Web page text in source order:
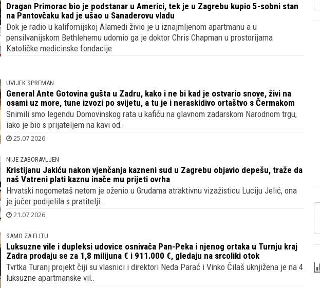
Dragan Primorac bio je podstanar u Americi, tek je u Zagrebu kupio 5-sobni stan
na Pantovčaku kad je ušao u Sanaderovu vladu
Dok je radio u kalifornijskoj Alamedi živio je u iznajmljenom apartmanu a u
pensilvanijskom Bethlehemu udomio ga je doktor Chris Chapman u prostorijama
Katoličke medicinske fondacije
UVIJEK SPREMAN
General Ante Gotovina gušta u Zadru, kako i ne bi kad je ostvario snove, živi na
osami uz more, tune izvozi po svijetu, a tu je i neraskidivo ortaštvo s Čermakom
Snimili smo legendu Domovinskog rata u kafiću na glavnom zadarskom Narodnom trgu,
iako je bio s prijateljem na kavi od..
25.07.2026
NIJE ZABORAVLJEN
Kristijanu Jakiću nakon vjenčanja kazneni sud u Zagrebu objavio depešu, traže da
naš Vatreni plati kaznu inače mu prijeti ovrha
Hrvatski nogometaš netom je oženio u Grudama atraktivnu vizažisticu Luciju Jelić, ona
je jučer podijelila s pratitelji..
21.07.2026
SAMO ZA ELITU
Luksuzne vile i dupleksi udovice osnivača Pan-Peka i njenog ortaka u Turnju kraj
Zadra prodaju se za 1,8 milijuna € i 911.000 €, gledaju na srcoliki otok
Tvrtka Turanj projekt čiji su vlasnici i direktori Neda Parać i Vinko Čilaš uknjižena je na 4
luksuzne apartmanske vil..